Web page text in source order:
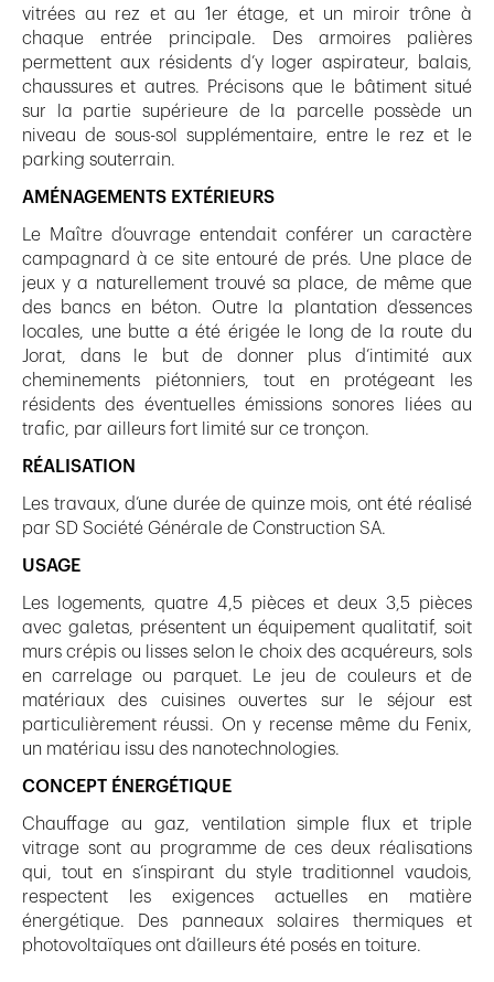
vitrées au rez et au 1er étage, et un miroir trône à
chaque entrée principale. Des armoires palières
permettent aux résidents d’y loger aspirateur, balais,
chaussures et autres. Précisons que le bâtiment situé
sur la partie supérieure de la parcelle possède un
niveau de sous-sol supplémentaire, entre le rez et le
parking souterrain.
AMÉNAGEMENTS EXTÉRIEURS
Le Maître d’ouvrage entendait conférer un caractère
campagnard à ce site entouré de prés. Une place de
jeux y a naturellement trouvé sa place, de même que
des bancs en béton. Outre la plantation d’essences
locales, une butte a été érigée le long de la route du
Jorat, dans le but de donner plus d’intimité aux
cheminements piétonniers, tout en protégeant les
résidents des éventuelles émissions sonores liées au
trafic, par ailleurs fort limité sur ce tronçon.
RÉALISATION
Les travaux, d’une durée de quinze mois, ont été réalisé
par SD Société Générale de Construction SA.
USAGE
Les logements, quatre 4,5 pièces et deux 3,5 pièces
avec galetas, présentent un équipement qualitatif, soit
murs crépis ou lisses selon le choix des acquéreurs, sols
en carrelage ou parquet. Le jeu de couleurs et de
matériaux des cuisines ouvertes sur le séjour est
particulièrement réussi. On y recense même du Fenix,
un matériau issu des nanotechnologies.
CONCEPT ÉNERGÉTIQUE
Chauffage au gaz, ventilation simple flux et triple
vitrage sont au programme de ces deux réalisations
qui, tout en s’inspirant du style traditionnel vaudois,
respectent les exigences actuelles en matière
énergétique. Des panneaux solaires thermiques et
photovoltaïques ont d’ailleurs été posés en toiture.